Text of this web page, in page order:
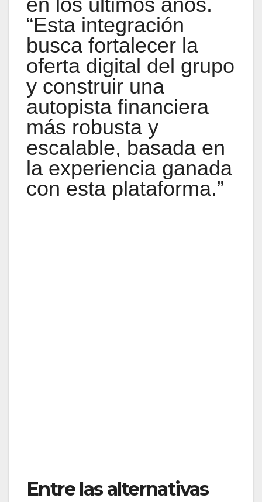
“Esta integración
busca fortalecer la
oferta digital del grupo
y construir una
autopista financiera
más robusta y
escalable, basada en
la experiencia ganada
con esta plataforma.”
Entre las alternativas